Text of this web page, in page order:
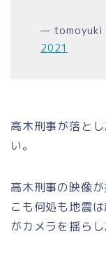
— tomoyuki
2021
高木刑事が落と
い。
高木刑事の映像
こも何処も地震
がカメラを揺らし